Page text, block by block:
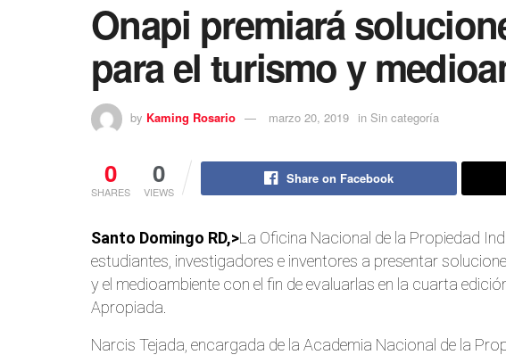
Onapi premiará
para el turismo y
by Kaming Rosario marzo 20, 2019 in Sin categoría
0
SHARES
0
VIEWS
Share on Facebook
Santo Domingo RD,>La Oficina Nacional de la Propiedad
estudiantes, investigadores e inventores a presentar
y el medioambiente con el fin de evaluarlas en la cuarta
Apropiada.
Narcis Tejada, encargada de la Academia Nacional de la